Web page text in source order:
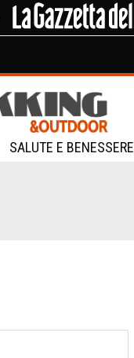
SALUTE E BENESSERE